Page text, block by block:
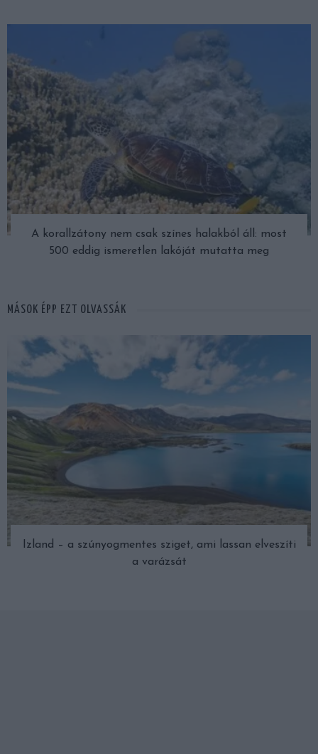
A korallzátony nem csak színes halakból áll: most
500 eddig ismeretlen lakóját mutatta meg
MÁSOK ÉPP EZT OLVASSÁK
Izland – a szúnyogmentes sziget, ami lassan elveszíti
a varázsát